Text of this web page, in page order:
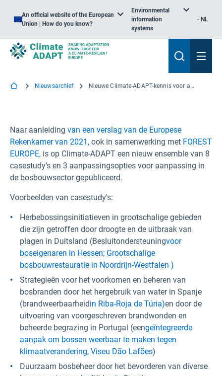
An official website of the European
Union | How do you know?
Environmental
information
systems
NL
Nieuwsarchief Nieuwe Climate-ADAPT-kennis voor adaptatieprofessionals en beleidsmakers in de bosbouwsector
Naar aanleiding van een verslag van de Europese
Rekenkamer van 2021, ook in samenwerking met FOREST
EUROPE, is op Climate-ADAPT een nieuw ensemble van 8
casestudy’s en 3 aanpassingsopties voor aanpassing in
de bosbouwsector gepubliceerd.
Voorbeelden van casestudy's:
Herbebossingsinitiatieven in grootschalige gebieden
die zijn getroffen door droogte en de uitbraak van
plagen in Duitsland (Besluitondersteuningvoor
boseigenaren in Hessen; Grootschalige
bosbouwrestauratie in Noordrijn-Westfalen )
Strategieën voor het voorkomen en beheren van
bosbranden door het hergebruik van water in Spanje
(brandweerbaarheidin Riba-Roja de Túria)en door de
uitvoering van voorgeschreven brandwonden en
beheerde begrazing in Portugal (eengeïntegreerde
aanpak om bossen weerbaar te maken tegen
klimaatverandering, Viseu Dão Lafões)
Duurzaam bosbeheer door het bevorderen van diverse